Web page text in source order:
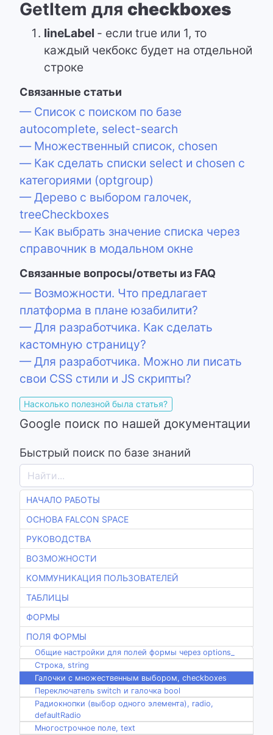
Быстрый поиск по базе знаний
НАЧАЛО РАБОТЫ
ОСНОВА FALCON SPACE
РУКОВОДСТВА
ВОЗМОЖНОСТИ
КОММУНИКАЦИЯ ПОЛЬЗОВАТЕЛЕЙ
ТАБЛИЦЫ
ФОРМЫ
ПОЛЯ ФОРМЫ
Общие настройки для полей формы через options_
Строка, string
Галочки с множественным выбором, checkboxes
Переключатель switch и галочка bool
Радиокнопки (выбор одного элемента), radio,
defaultRadio
Многострочное поле, text
GetItem для checkboxes
lineLabel - если true или 1, то
каждый чекбокс будет на отдельной
строке
Связанные статьи
— Список с поиском по базе
autocomplete, select-search
— Множественный список, chosen
— Как сделать списки select и chosen с
категориями (optgroup)
— Дерево с выбором галочек,
treeCheckboxes
— Как выбрать значение списка через
справочник в модальном окне
Связанные вопросы/ответы из FAQ
— Возможности. Что предлагает
платформа в плане юзабилити?
— Для разработчика. Как сделать
кастомную страницу?
— Для разработчика. Можно ли писать
свои CSS стили и JS скрипты?
Насколько полезной была статья?
Google поиск по нашей документации